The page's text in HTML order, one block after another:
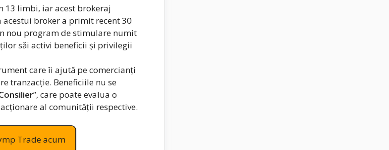
13 limbi, iar acest brokeraj
broker a primit recent 30
nou program de stimulare numit
săi activi beneficii și privilegii
care îi ajută pe comercianți
tranzacție. Beneficiile nu se
”, care poate evalua o
al comunității respective.
Trade acum